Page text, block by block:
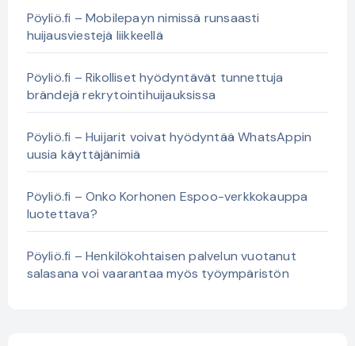
Pöyliö.fi – Mobilepayn nimissä runsaasti
huijausviestejä liikkeellä
Pöyliö.fi – Rikolliset hyödyntävät tunnettuja
brändejä rekrytointihuijauksissa
Pöyliö.fi – Huijarit voivat hyödyntää WhatsAppin
uusia käyttäjänimiä
Pöyliö.fi – Onko Korhonen Espoo-verkkokauppa
luotettava?
Pöyliö.fi – Henkilökohtaisen palvelun vuotanut
salasana voi vaarantaa myös työympäristön